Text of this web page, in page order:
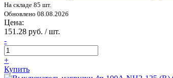
На складе 85 шт.
Обновлено 08.08.2026
Цена:
151.28 руб. / шт.
-
+
Купить